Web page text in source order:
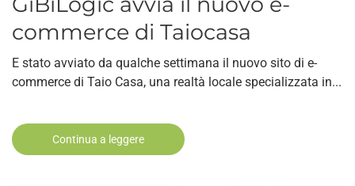
commerce di Taiocasa
E stato avviato da qualche settimana il nuovo sito di e-
commerce di Taio Casa, una realtà locale specializzata in...
Continua a leggere